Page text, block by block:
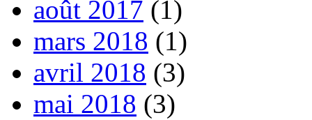
août 2017 (1)
mars 2018 (1)
avril 2018 (3)
mai 2018 (3)